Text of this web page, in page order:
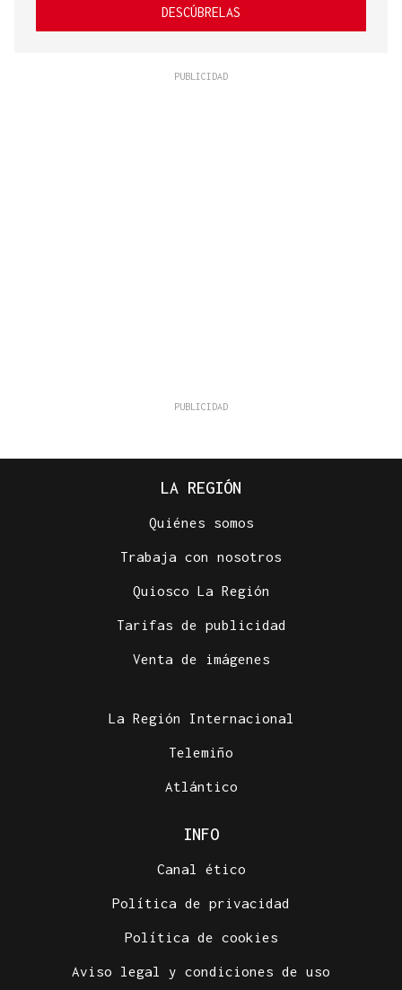
DESCÚBRELAS
LA REGIÓN
Quiénes somos
Trabaja con nosotros
Quiosco La Región
Tarifas de publicidad
Venta de imágenes
La Región Internacional
Telemiño
Atlántico
INFO
Canal ético
Política de privacidad
Política de cookies
Aviso legal y condiciones de uso